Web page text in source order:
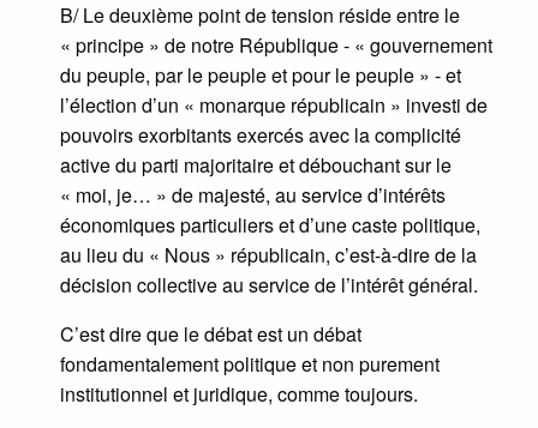
B/ Le deuxième point de tension réside entre le
« principe » de notre République - « gouvernement
du peuple, par le peuple et pour le peuple » - et
l’élection d’un « monarque républicain » investi de
pouvoirs exorbitants exercés avec la complicité
active du parti majoritaire et débouchant sur le
« moi, je… » de majesté, au service d’intérêts
économiques particuliers et d’une caste politique,
au lieu du « Nous » républicain, c’est-à-dire de la
décision collective au service de l’intérêt général.
C’est dire que le débat est un débat
fondamentalement politique et non purement
institutionnel et juridique, comme toujours.